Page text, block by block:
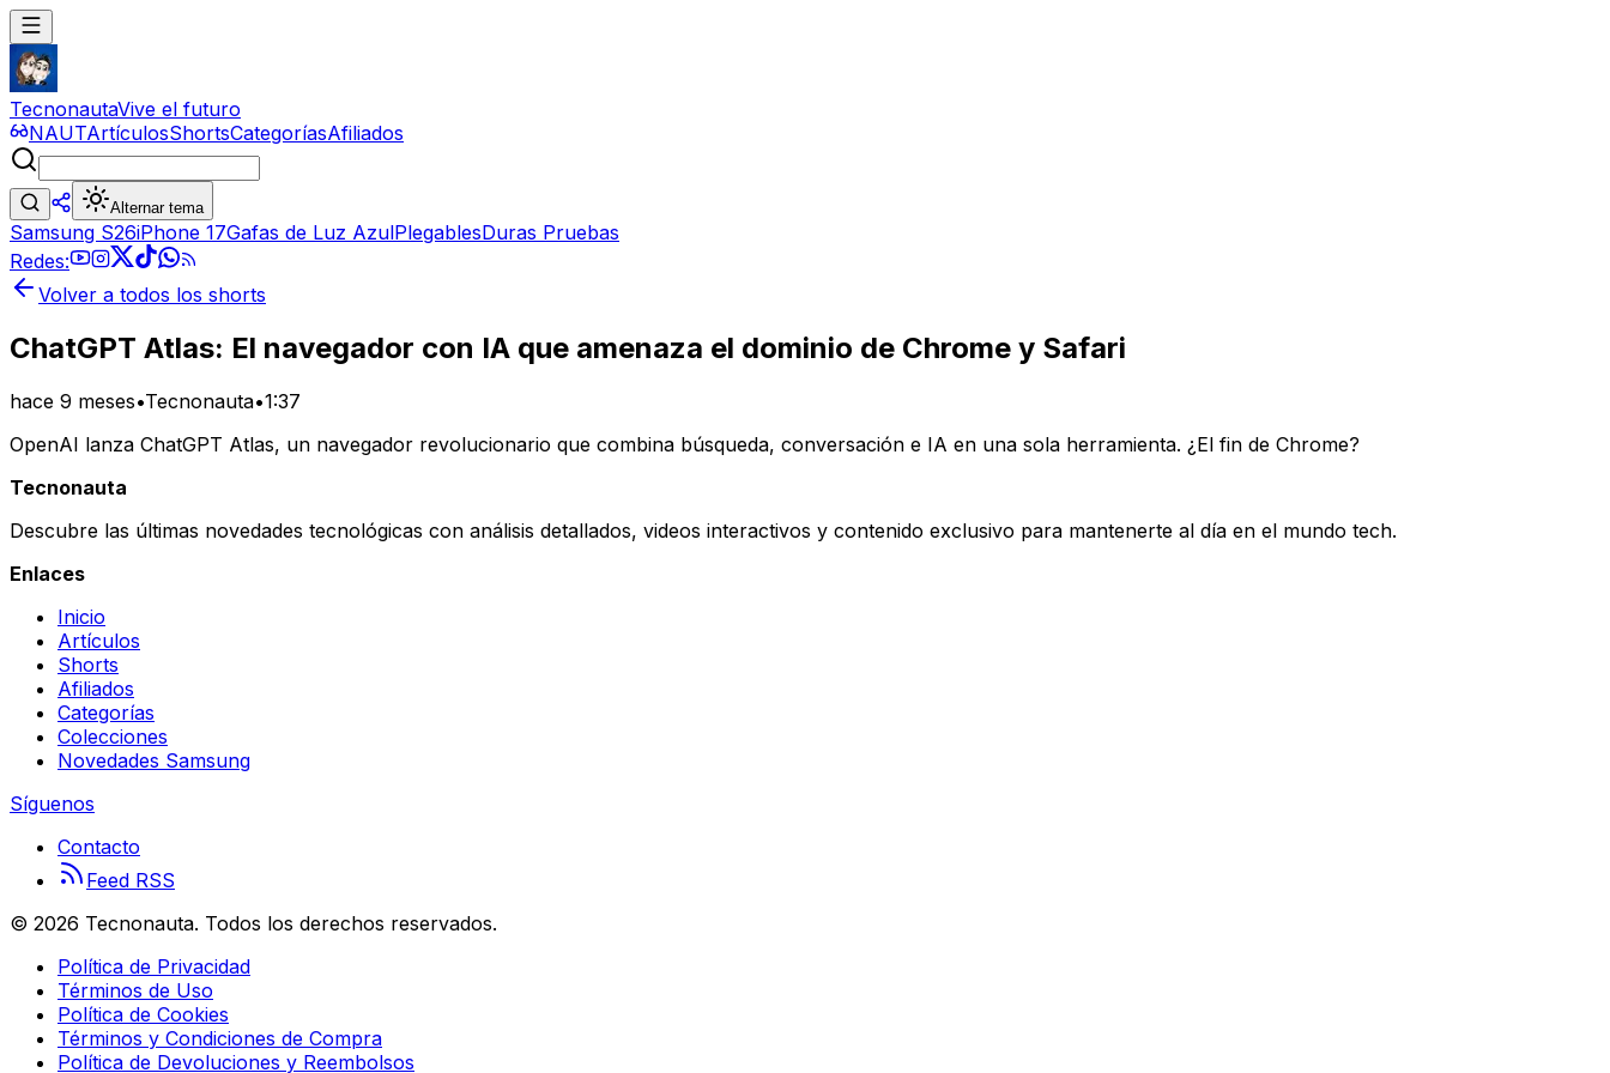
TecnonautaVive el futuro
NAUTArtículosShortsCategoríasAfiliados
Alternar tema
Samsung S26iPhone 17Gafas de Luz AzulPlegablesDuras Pruebas
Redes:
Volver a todos los shorts
ChatGPT Atlas: El navegador con IA que amenaza el dominio de Chrome y Safari
hace 9 meses•Tecnonauta•1:37
OpenAI lanza ChatGPT Atlas, un navegador revolucionario que combina búsqueda, conversación e IA en una sola herramienta. ¿El fin de Chrome?
Tecnonauta
Descubre las últimas novedades tecnológicas con análisis detallados, videos interactivos y contenido exclusivo para mantenerte al día en el mundo tech.
Enlaces
Inicio
Artículos
Shorts
Afiliados
Categorías
Colecciones
Novedades Samsung
Síguenos
Contacto
Feed RSS
© 2026 Tecnonauta. Todos los derechos reservados.
Política de Privacidad
Términos de Uso
Política de Cookies
Términos y Condiciones de Compra
Política de Devoluciones y Reembolsos